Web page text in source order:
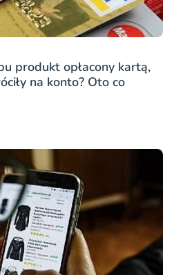
produkt opłacony kartą,
na konto? Oto co